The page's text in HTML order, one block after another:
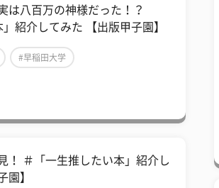
は八百万の神様だった！？
紹介してみた 【出版甲子園】
#早稲田大学
！ ＃「一生推したい本」紹介し
園】